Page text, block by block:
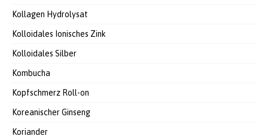
Kollagen Hydrolysat
Kolloidales Ionisches Zink
Kolloidales Silber
Kombucha
Kopfschmerz Roll-on
Koreanischer Ginseng
Koriander